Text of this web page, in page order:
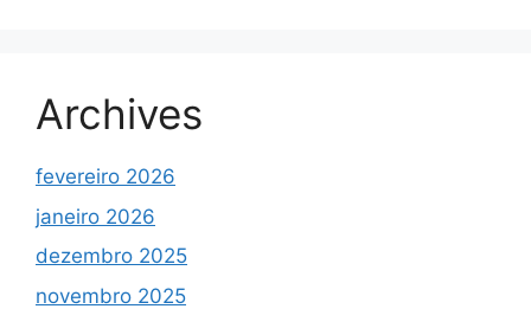
Archives
fevereiro 2026
janeiro 2026
dezembro 2025
novembro 2025